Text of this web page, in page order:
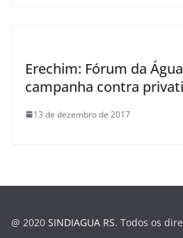
Erechim: Fórum da
campanha contra
13 de dezembro de 2017
@ 2020 SINDIAGUA RS. Todos os